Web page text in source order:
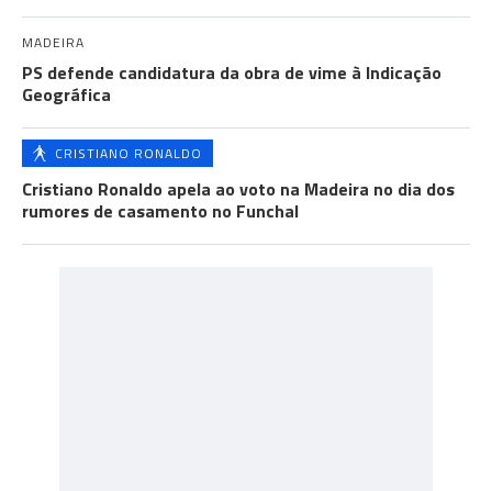
MADEIRA
PS defende candidatura da obra de vime à Indicação
Geográfica
CRISTIANO RONALDO
Cristiano Ronaldo apela ao voto na Madeira no dia dos
rumores de casamento no Funchal